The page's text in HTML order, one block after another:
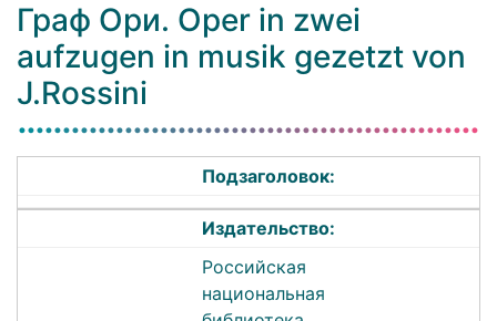
Граф Ори. Oper in zwei
aufzugen in musik gezetzt von
J.Rossini
Подзаголовок:
Издательство:
Российская
национальная